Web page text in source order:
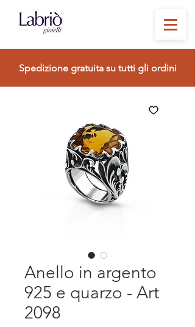
Spedizione gratuita su tutti gli ordini
Anello in argento
925 e quarzo - Art
2098